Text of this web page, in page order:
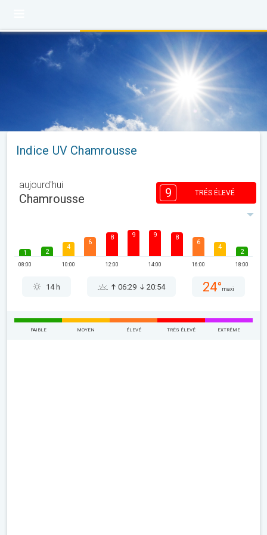
Indice UV Chamrousse
aujourd'hui
Chamrousse 9 TRÉS ÉLEVÉ
1
08:00
2
4
10:00
6
8
12:00
9 9
14:00
8
6
16:00
4
2
18:00
14 h 06:29 20:54 24° maxi
FAIBLE MOYEN ÉLEVÉ TRÉS ÉLEVÉ EXTRÊME